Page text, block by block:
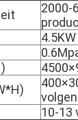
2000-
4.5KW
10-13